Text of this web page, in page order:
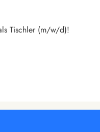
Tischler (m/w/d)!